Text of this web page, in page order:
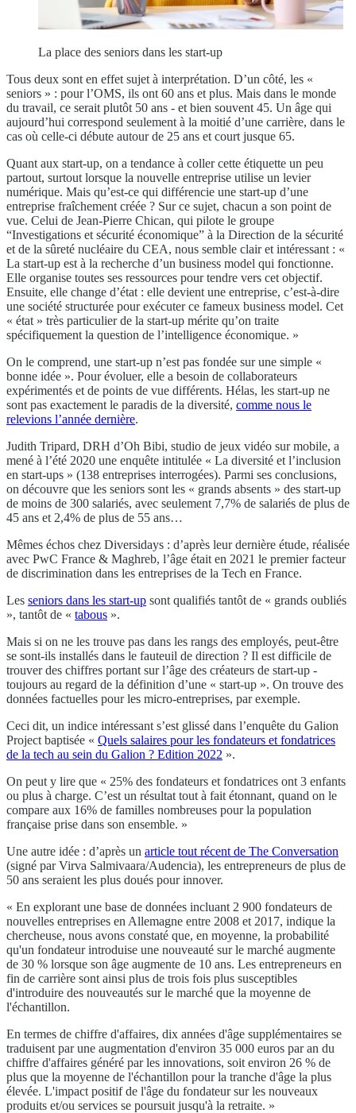
La place des seniors dans les start-up
Tous deux sont en effet sujet à interprétation. D’un côté, les «
seniors » : pour l’OMS, ils ont 60 ans et plus. Mais dans le monde
du travail, ce serait plutôt 50 ans - et bien souvent 45. Un âge qui
aujourd’hui correspond seulement à la moitié d’une carrière, dans le
cas où celle-ci débute autour de 25 ans et court jusque 65.
Quant aux start-up, on a tendance à coller cette étiquette un peu
partout, surtout lorsque la nouvelle entreprise utilise un levier
numérique. Mais qu’est-ce qui différencie une start-up d’une
entreprise fraîchement créée ? Sur ce sujet, chacun a son point de
vue. Celui de Jean-Pierre Chican, qui pilote le groupe
“Investigations et sécurité économique” à la Direction de la sécurité
et de la sûreté nucléaire du CEA, nous semble clair et intéressant : «
La start-up est à la recherche d’un business model qui fonctionne.
Elle organise toutes ses ressources pour tendre vers cet objectif.
Ensuite, elle change d’état : elle devient une entreprise, c’est-à-dire
une société structurée pour exécuter ce fameux business model. Cet
« état » très particulier de la start-up mérite qu’on traite
spécifiquement la question de l’intelligence économique. »
On le comprend, une start-up n’est pas fondée sur une simple «
bonne idée ». Pour évoluer, elle a besoin de collaborateurs
expérimentés et de points de vue différents. Hélas, les start-up ne
sont pas exactement le paradis de la diversité, comme nous le
relevions l’année dernière.
Judith Tripard, DRH d’Oh Bibi, studio de jeux vidéo sur mobile, a
mené à l’été 2020 une enquête intitulée « La diversité et l’inclusion
en start-ups » (138 entreprises interrogées). Parmi ses conclusions,
on découvre que les seniors sont les « grands absents » des start-up
de moins de 300 salariés, avec seulement 7,7% de salariés de plus de
45 ans et 2,4% de plus de 55 ans…
Mêmes échos chez Diversidays : d’après leur dernière étude, réalisée
avec PwC France & Maghreb, l’âge était en 2021 le premier facteur
de discrimination dans les entreprises de la Tech en France.
Les seniors dans les start-up sont qualifiés tantôt de « grands oubliés
», tantôt de « tabous ».
Mais si on ne les trouve pas dans les rangs des employés, peut-être
se sont-ils installés dans le fauteuil de direction ? Il est difficile de
trouver des chiffres portant sur l’âge des créateurs de start-up -
toujours au regard de la définition d’une « start-up ». On trouve des
données factuelles pour les micro-entreprises, par exemple.
Ceci dit, un indice intéressant s’est glissé dans l’enquête du Galion
Project baptisée « Quels salaires pour les fondateurs et fondatrices
de la tech au sein du Galion ? Edition 2022 ».
On peut y lire que « 25% des fondateurs et fondatrices ont 3 enfants
ou plus à charge. C’est un résultat tout à fait étonnant, quand on le
compare aux 16% de familles nombreuses pour la population
française prise dans son ensemble. »
Une autre idée : d’après un article tout récent de The Conversation
(signé par Virva Salmivaara/Audencia), les entrepreneurs de plus de
50 ans seraient les plus doués pour innover.
« En explorant une base de données incluant 2 900 fondateurs de
nouvelles entreprises en Allemagne entre 2008 et 2017, indique la
chercheuse, nous avons constaté que, en moyenne, la probabilité
qu'un fondateur introduise une nouveauté sur le marché augmente
de 30 % lorsque son âge augmente de 10 ans. Les entrepreneurs en
fin de carrière sont ainsi plus de trois fois plus susceptibles
d'introduire des nouveautés sur le marché que la moyenne de
l'échantillon.
En termes de chiffre d'affaires, dix années d'âge supplémentaires se
traduisent par une augmentation d'environ 35 000 euros par an du
chiffre d'affaires généré par les innovations, soit environ 26 % de
plus que la moyenne de l'échantillon pour la tranche d'âge la plus
élevée. L'impact positif de l'âge du fondateur sur les nouveaux
produits et/ou services se poursuit jusqu'à la retraite. »